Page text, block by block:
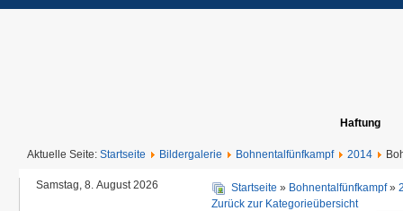
Haftung
Aktuelle Seite: Startseite Bildergalerie Bohnentalfünfkampf 2014
Samstag, 8. August 2026 Startseite » Bohnentalfünfkampf»
Zurück zur Kategorieübersicht